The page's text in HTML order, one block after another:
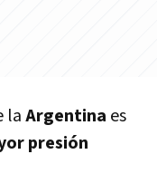
laArgentina es
presión